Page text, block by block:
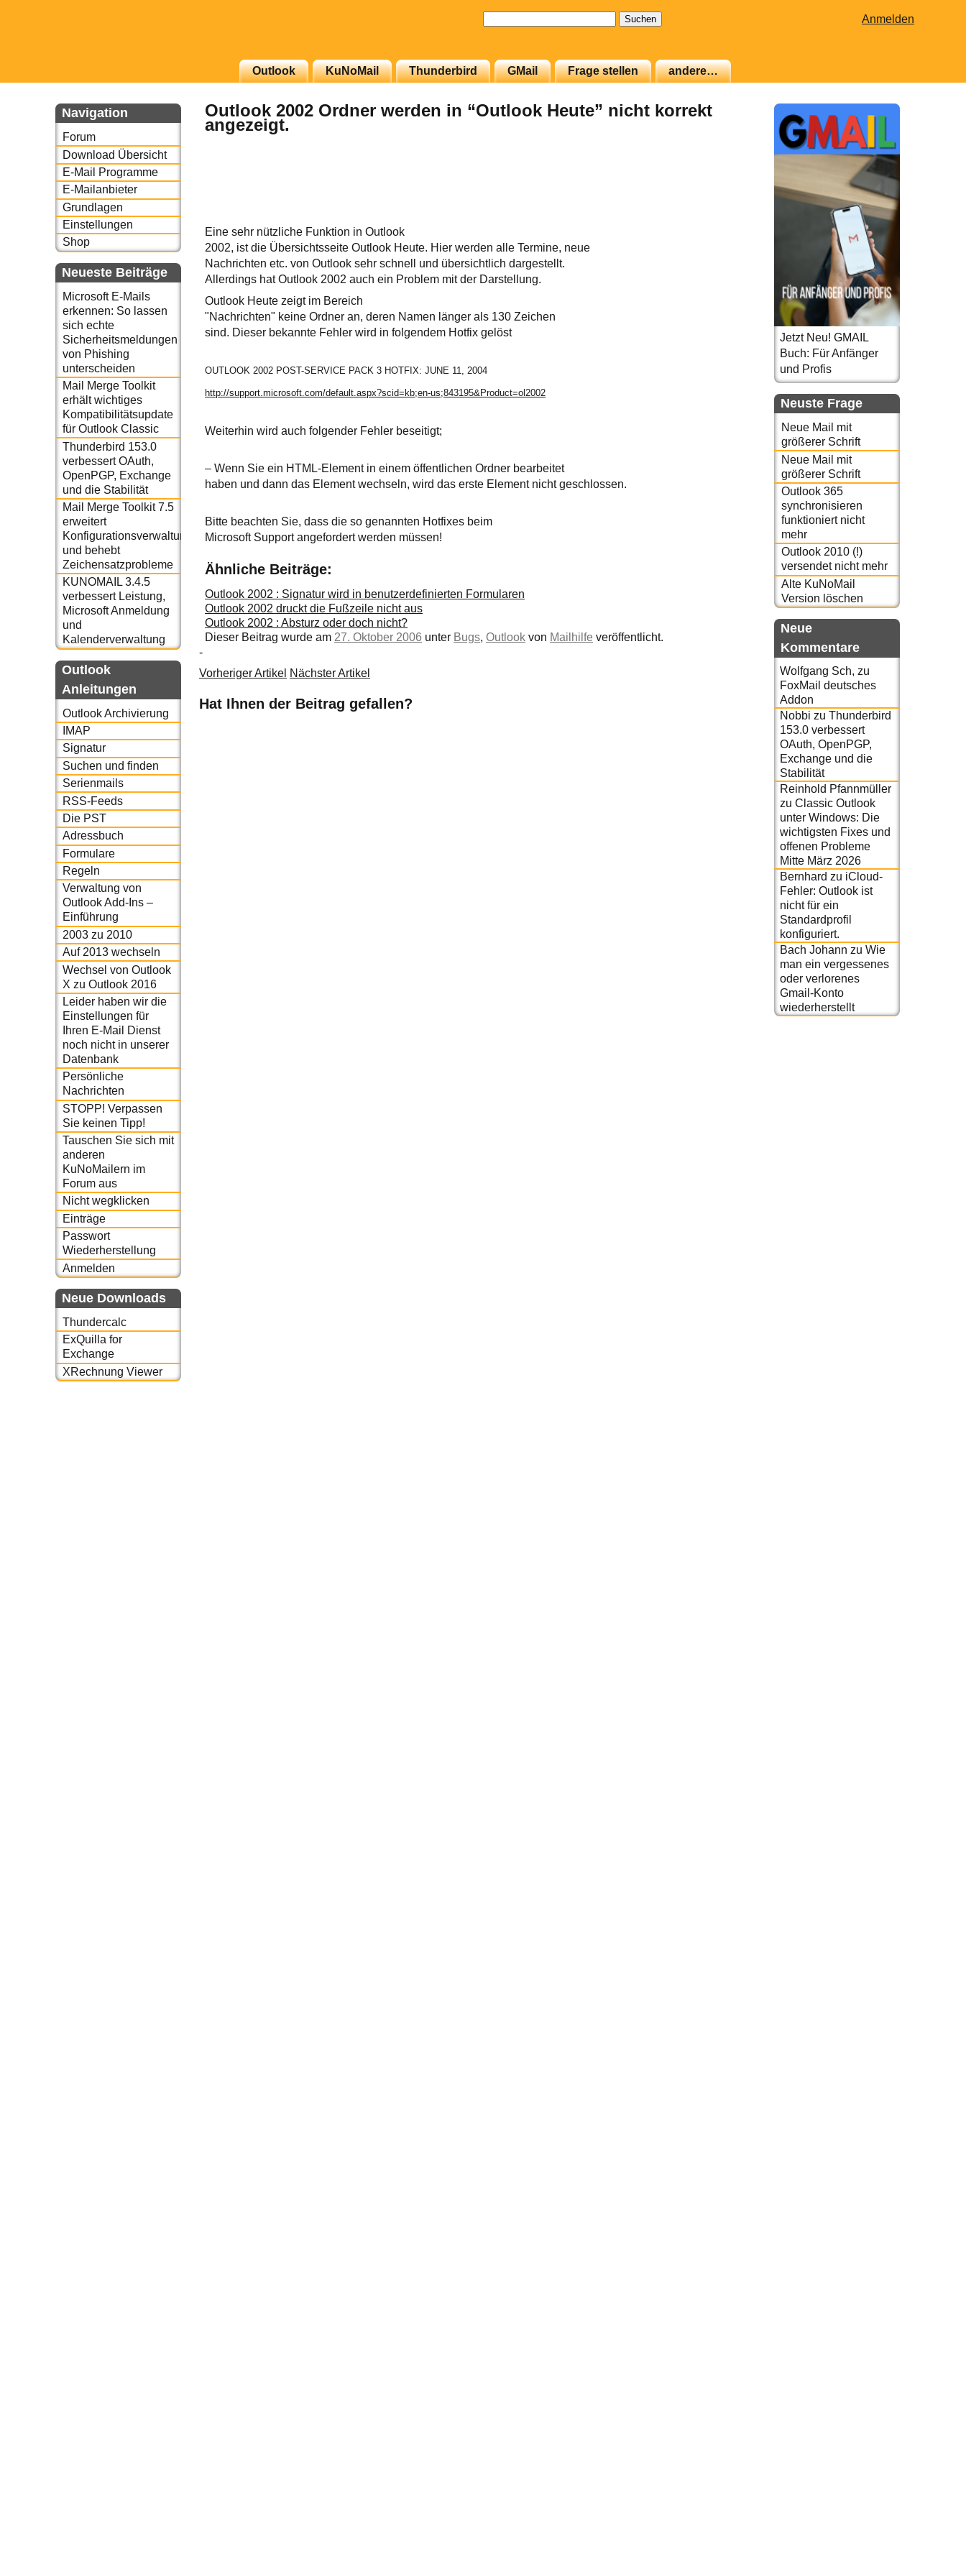
Anmelden
Outlook KuNoMail Thunderbird GMail Frage stellen andere…
Navigation
Forum
Download Übersicht
E-Mail Programme
E-Mailanbieter
Grundlagen
Einstellungen
Shop
Neueste Beiträge
Microsoft E-Mails
erkennen: So lassen
sich echte
Sicherheitsmeldungen
von Phishing
unterscheiden
Mail Merge Toolkit
erhält wichtiges
Kompatibilitätsupdate
für Outlook Classic
Thunderbird 153.0
verbessert OAuth,
OpenPGP, Exchange
und die Stabilität
Mail Merge Toolkit 7.5
erweitert
Konfigurationsverwaltung
und behebt
Zeichensatzprobleme
KUNOMAIL 3.4.5
verbessert Leistung,
Microsoft Anmeldung
und
Kalenderverwaltung
Outlook
Anleitungen
Outlook Archivierung
IMAP
Signatur
Suchen und finden
Serienmails
RSS-Feeds
Die PST
Adressbuch
Formulare
Regeln
Verwaltung von
Outlook Add-Ins –
Einführung
2003 zu 2010
Auf 2013 wechseln
Wechsel von Outlook
X zu Outlook 2016
Leider haben wir die
Einstellungen für
Ihren E-Mail Dienst
noch nicht in unserer
Datenbank
Persönliche
Nachrichten
STOPP! Verpassen
Sie keinen Tipp!
Tauschen Sie sich mit
anderen
KuNoMailern im
Forum aus
Nicht wegklicken
Einträge
Passwort
Wiederherstellung
Anmelden
Neue Downloads
Thundercalc
ExQuilla for
Exchange
XRechnung Viewer
Outlook 2002 Ordner werden in “Outlook Heute” nicht korrekt
angezeigt.
Eine sehr nützliche Funktion in Outlook
2002, ist die Übersichtsseite Outlook Heute. Hier werden alle Termine, neue
Nachrichten etc. von Outlook sehr schnell und übersichtlich dargestellt.
Allerdings hat Outlook 2002 auch ein Problem mit der Darstellung.
Outlook Heute zeigt im Bereich
"Nachrichten" keine Ordner an, deren Namen länger als 130 Zeichen
sind. Dieser bekannte Fehler wird in folgendem Hotfix gelöst
OUTLOOK 2002 POST-SERVICE PACK 3 HOTFIX:JUNE 11, 2004
http://support.microsoft.com/default.aspx?scid=kb;en-us;843195&Product=ol2002
Weiterhin wird auch folgender Fehler beseitigt;
– Wenn Sie ein HTML-Element in einem öffentlichen Ordner bearbeitet
haben und dann das Element wechseln, wird das erste Element nicht geschlossen.
Bitte beachten Sie, dass die so genannten Hotfixes beim
Microsoft Support angefordert werden müssen!
Ähnliche Beiträge:
Outlook 2002 : Signatur wird in benutzerdefinierten Formularen
Outlook 2002 druckt die Fußzeile nicht aus
Outlook 2002 : Absturz oder doch nicht?
Dieser Beitrag wurde am 27. Oktober 2006 unter Bugs,Outlook von Mailhilfe veröffentlicht.
-
Vorheriger Artikel Nächster Artikel
Hat Ihnen der Beitrag gefallen?
Jetzt Neu! GMAIL
Buch: Für Anfänger
und Profis
Neuste Frage
Neue Mail mit
größerer Schrift
Neue Mail mit
größerer Schrift
Outlook 365
synchronisieren
funktioniert nicht
mehr
Outlook 2010 (!)
versendet nicht mehr
Alte KuNoMail
Version löschen
Neue
Kommentare
Wolfgang Sch, zu
FoxMail deutsches
Addon
Nobbi zu Thunderbird
153.0 verbessert
OAuth, OpenPGP,
Exchange und die
Stabilität
Reinhold Pfannmüller
zu Classic Outlook
unter Windows: Die
wichtigsten Fixes und
offenen Probleme
Mitte März 2026
Bernhard zu iCloud-
Fehler: Outlook ist
nicht für ein
Standardprofil
konfiguriert.
Bach Johann zu Wie
man ein vergessenes
oder verlorenes
Gmail-Konto
wiederherstellt
oder auch